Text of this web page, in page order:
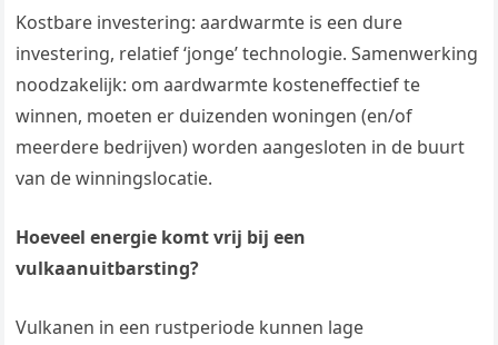
Kostbare investering: aardwarmte is een dure
investering, relatief ‘jonge’ technologie. Samenwerking
noodzakelijk: om aardwarmte kosteneffectief te
winnen, moeten er duizenden woningen (en/of
meerdere bedrijven) worden aangesloten in de buurt
van de winningslocatie.
Hoeveel energie komt vrij bij een
vulkaanuitbarsting?
Vulkanen in een rustperiode kunnen lage